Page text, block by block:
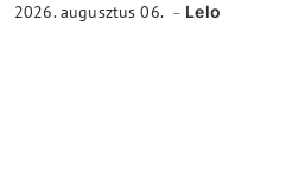
2026. augusztus 06. Lelo